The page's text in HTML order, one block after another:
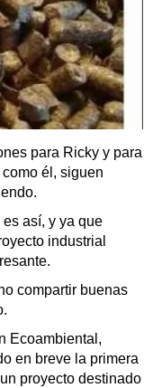
para Ricky y para
él, siguen
así, y ya que
industrial
compartir buenas
Ecoambiental,
en breve la primera
proyecto destinado